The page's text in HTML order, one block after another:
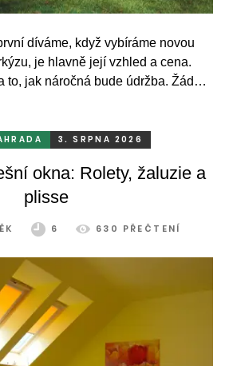
díváme, když vybíráme novou
je hlavně její vzhled a cena.
to, jak náročná bude údržba. Žádný
a pylu, což se na něm dříve či
3. SRPNA 2026
okna: Rolety, žaluzie a
plisse
6 630 PŘEČTENÍ